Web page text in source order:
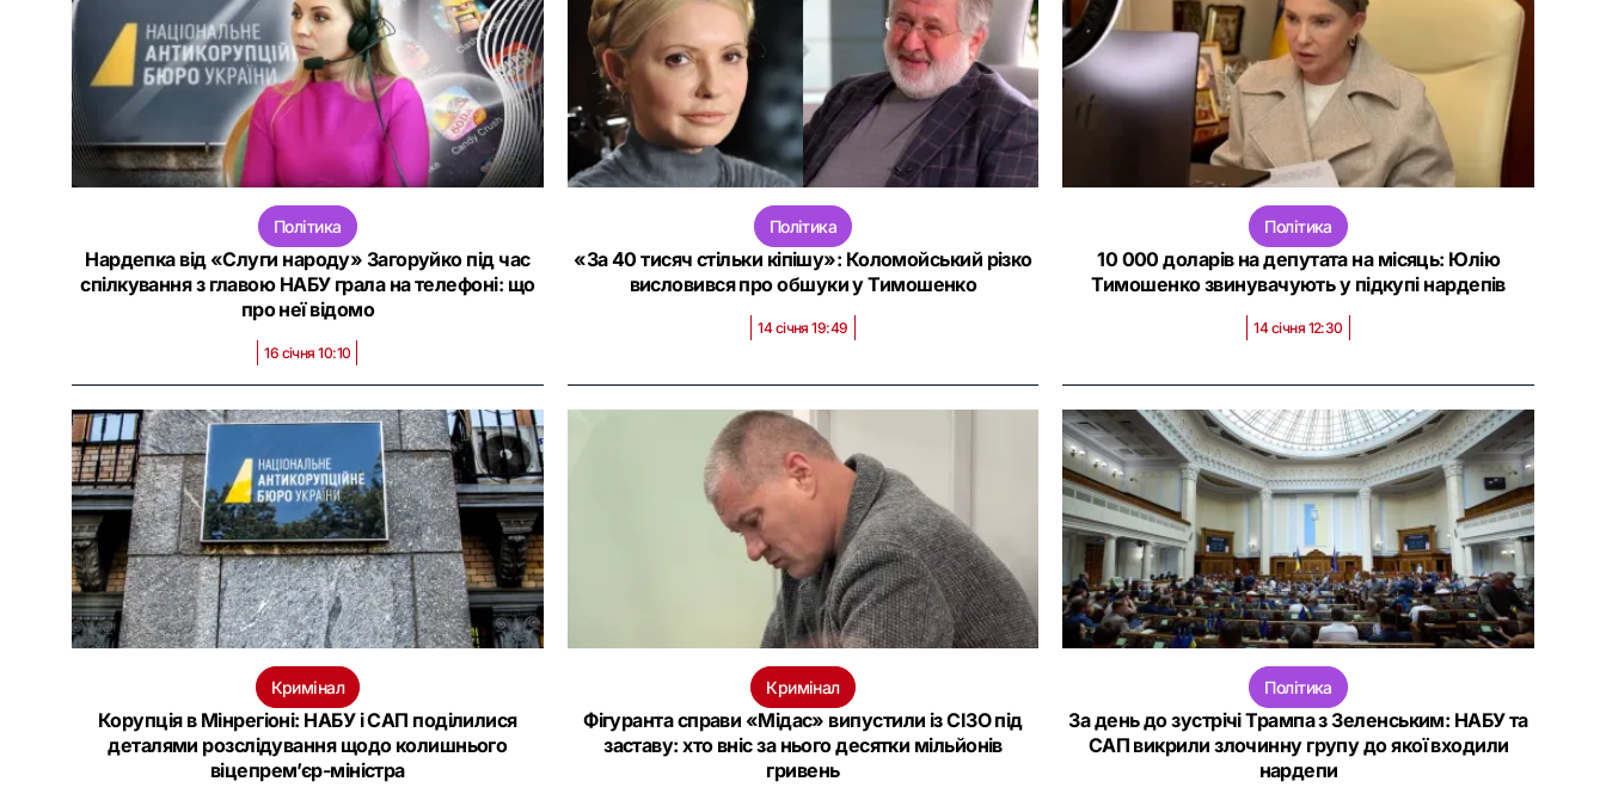
Політика
Нардепка від «Слуги народу» Загоруйко під час
спілкування з главою НАБУ грала на телефоні: що
про неї відомо
16 січня 10:10
Політика
«За 40 тисяч стільки кіпішу»: Коломойський різко
висловився про обшуки у Тимошенко
14 січня 19:49
Політика
10 000 доларів на депутата на місяць: Юлію
Тимошенко звинувачують у підкупі нардепів
14 січня 12:30
Кримінал
Корупція в Мінрегіоні: НАБУ і САП поділилися
деталями розслідування щодо колишнього
віцепрем’єр-міністра
Кримінал
Фігуранта справи «Мідас» випустили із СІЗО під
заставу: хто вніс за нього десятки мільйонів
гривень
Політика
За день до зустрічі Трампа з Зеленським: НАБУ та
САП викрили злочинну групу до якої входили
нардепи